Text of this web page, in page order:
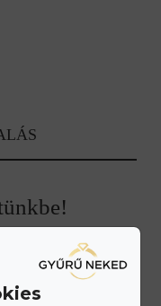
ékszer kínálatát.
patinás részén az
hogy kellemes